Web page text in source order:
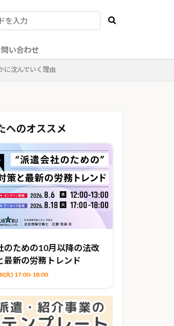
い合わせ
沈んでいく理由
へのオススメ
のための10月以降の法改
最新の労務トレンド
火) 17:00-18:00